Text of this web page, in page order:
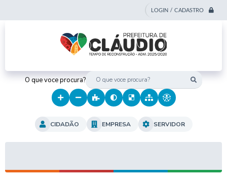
LOGIN / CADASTRO
O que voce procura?
CIDADÃO EMPRESA SERVIDOR